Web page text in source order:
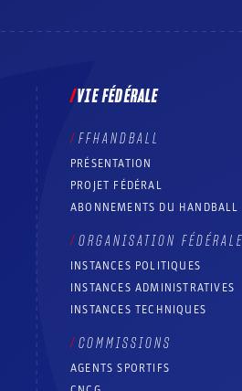
VIE FÉDÉRALE
FFHANDBALL
PRÉSENTATION
PROJET FÉDÉRAL
ABONNEMENTS DU HANDBALL
ORGANISATION FÉDÉRALE
INSTANCES POLITIQUES
INSTANCES ADMINISTRATIVES
INSTANCES TECHNIQUES
COMMISSIONS
AGENTS SPORTIFS